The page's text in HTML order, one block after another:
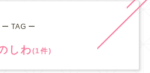
ー TAG ー
しわ(1件)